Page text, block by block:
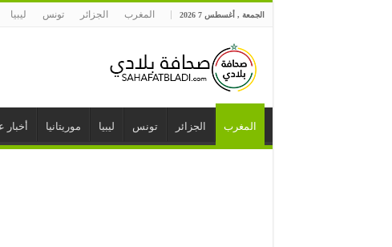
الجمعة , أغسطس 7 2026 المغرب الجزائر تونس ليبيا
المغرب الجزائر تونس ليبيا موريتانيا أخبار